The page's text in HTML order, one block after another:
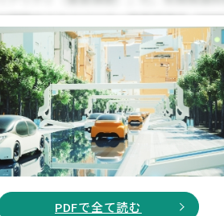
PDFで全て読む